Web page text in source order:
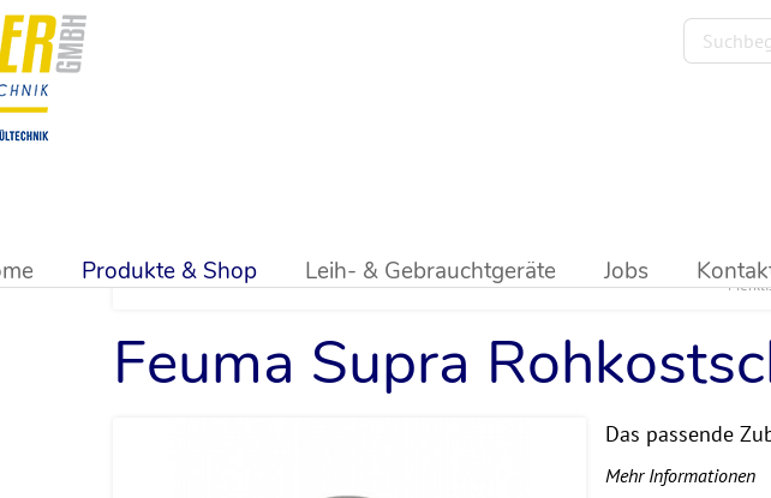
Produkte & Shop Leih- & Gebrauchtgeräte Jobs
Feuma Supra
Das passende
Mehr Informationen